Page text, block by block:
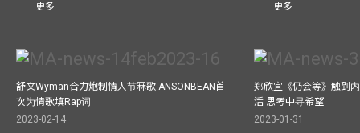
更多
更多
舒文Wyman合力炮制情人节冧歌 ANSONBEAN首
次为情歌填Rap词
2023-02-14
郑欣宜《仍会等》触到
活 思考中寻希望
2023-01-31